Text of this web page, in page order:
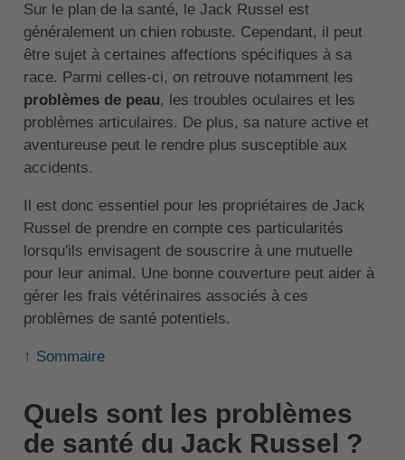
Sur le plan de la santé, le Jack Russel est
généralement un chien robuste. Cependant, il peut
être sujet à certaines affections spécifiques à sa
race. Parmi celles-ci, on retrouve notamment les
problèmes de peau, les troubles oculaires et les
problèmes articulaires. De plus, sa nature active et
aventureuse peut le rendre plus susceptible aux
accidents.
Il est donc essentiel pour les propriétaires de Jack
Russel de prendre en compte ces particularités
lorsqu'ils envisagent de souscrire à une mutuelle
pour leur animal. Une bonne couverture peut aider à
gérer les frais vétérinaires associés à ces
problèmes de santé potentiels.
↑ Sommaire
Quels sont les problèmes
de santé du Jack Russel ?